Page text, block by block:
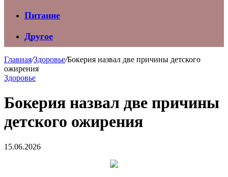
Питание
Другое
Главная/Здоровье/Бокерия назвал две причины детского
ожирения
Здоровье
Бокерия назвал две причины
детского ожирения
15.06.2026